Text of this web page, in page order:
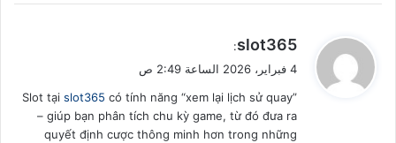
ي
ل
slot365
:
4 فبراير، 2026 الساعة 2:49 ص
Slot tại slot365 có tính năng “xem lại lịch sử quay”
– giúp bạn phân tích chu kỳ game, từ đó đưa ra
quyết định cược thông minh hơn trong những